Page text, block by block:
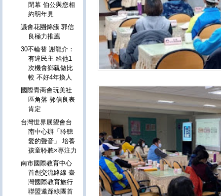
閉幕 伯公與您相
約明年見
議會花團錦簇 郭信
良極力推薦
30不輪替 謝龍介：
有違民主 給他1
次機會鄉親做比
較 不好4年換人
國際青商會玩美社
區角落 郭信良表
肯定
台灣世界展望會台
南中心辦「聆聽
愛的聲音」 培養
孩童聆聽×專注力
南市國際教育中心
首創交流路線 臺
灣國際教育旅行
聯盟邀踩線團首